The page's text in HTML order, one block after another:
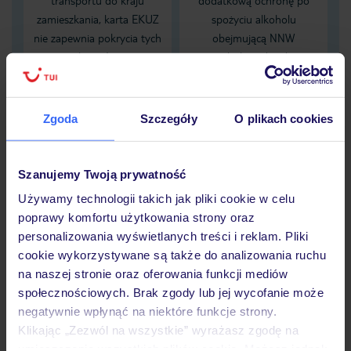
Zgoda Szczegóły O plikach cookies
Szanujemy Twoją prywatność
Używamy technologii takich jak pliki cookie w celu
poprawy komfortu użytkowania strony oraz
personalizowania wyświetlanych treści i reklam. Pliki
cookie wykorzystywane są także do analizowania ruchu
na naszej stronie oraz oferowania funkcji mediów
społecznościowych. Brak zgody lub jej wycofanie może
negatywnie wpłynąć na niektóre funkcje strony.
Klikając „Zezwól na wszystkie” wyrażasz zgodę na
zamieszkania, karta EKUZ
nie zapewnia pokrycia tych
kosztów
spożyciu alkoholu
obejmującą NNW
zaistniałych pod wpływem
alkoholu
Dane Mondial Assistance
wariantów ochrony »
Dlaczego warto wybrać TUI?